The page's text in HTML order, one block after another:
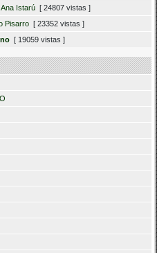
Istarú [ 24807 vistas ]
Pisarro [ 23352 vistas ]
[ 19059 vistas ]